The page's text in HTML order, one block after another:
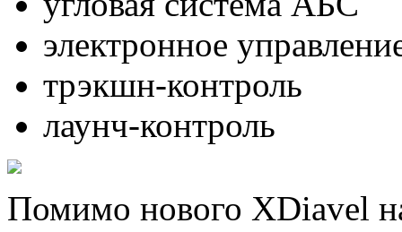
электронное
трэкшн-контроль
лаунч-контроль
Помимо нового XDiavel